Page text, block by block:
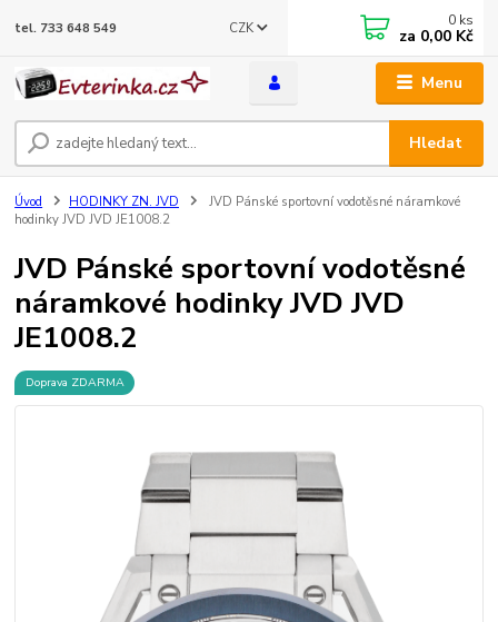
Menu
CZK
Hledat
tel. 733 648 549 0 ks
za 0,00 Kč
Úvod HODINKY ZN. JVD
JVD Pánské sportovní vodotěsné náramkové
hodinky JVD JVD JE1008.2
JVD Pánské sportovní vodotěsné
náramkové hodinky JVD JVD
JE1008.2
Doprava ZDARMA